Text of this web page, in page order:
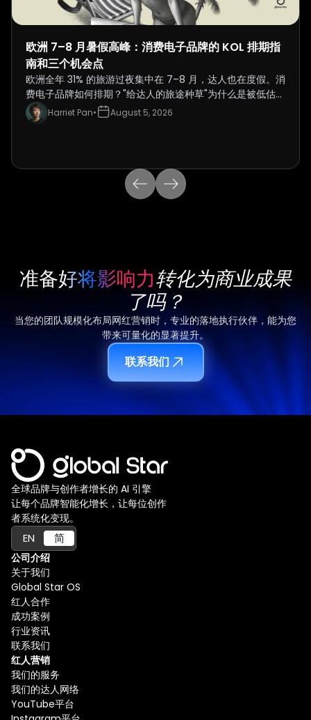
欧洲 7–8 月暑假高峰：消费电子品牌的 KOL 排期指
南和三个机会点
欧洲全年 31% 的旅游过夜集中在 7–8 月，达人也在度假。消
费电子品牌如何排期？"给达人的旅途种草"为什么是被低估的
突破点？附暑期到黑五的完整时间表。
Harriet Pan• August 5, 2026
准备好将影响力转化为商业成果
了吗？
当您的团队规模化布局网红营销时，专业的落地执行伙伴，能为您
带来可量化的显著提升。
联系我们
全球品牌与创作者增长的 AI 引擎
让每个品牌智能化增长，让每位创作
者系统化变现。
EN 简
公司介绍
关于我们
Global Star OS
红人合作
成功案例
行业资讯
联系我们
红人营销
我们的服务
我们的达人网络
YouTube平台